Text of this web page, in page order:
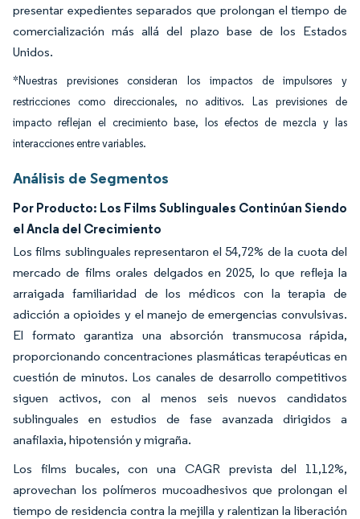
presentar expedientes separados que prolongan el tiempo de
comercialización más allá del plazo base de los Estados
Unidos.
*Nuestras previsiones consideran los impactos de impulsores y
restricciones como direccionales, no aditivos. Las previsiones de
impacto reflejan el crecimiento base, los efectos de mezcla y las
interacciones entre variables.
Análisis de Segmentos
Por Producto: Los Films Sublinguales Continúan Siendo
el Ancla del Crecimiento
Los films sublinguales representaron el 54,72% de la cuota del
mercado de films orales delgados en 2025, lo que refleja la
arraigada familiaridad de los médicos con la terapia de
adicción a opioides y el manejo de emergencias convulsivas.
El formato garantiza una absorción transmucosa rápida,
proporcionando concentraciones plasmáticas terapéuticas en
cuestión de minutos. Los canales de desarrollo competitivos
siguen activos, con al menos seis nuevos candidatos
sublinguales en estudios de fase avanzada dirigidos a
anafilaxia, hipotensión y migraña.
Los films bucales, con una CAGR prevista del 11,12%,
aprovechan los polímeros mucoadhesivos que prolongan el
tiempo de residencia contra la mejilla y ralentizan la liberación